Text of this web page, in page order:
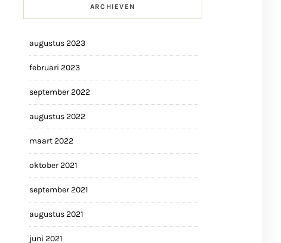
ARCHIEVEN
augustus 2023
februari 2023
september 2022
augustus 2022
maart 2022
oktober 2021
september 2021
augustus 2021
juni 2021